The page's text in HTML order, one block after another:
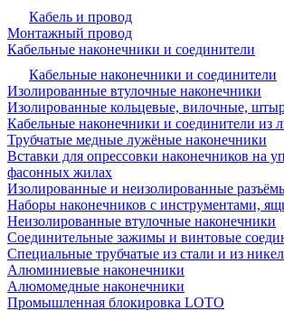
Кабель и провод
Монтажный провод
Кабельные наконечники и соединители
Кабельные наконечники и соединители
Изолированные втулочные наконечники
Изолированные кольцевые, вилочные,
Кабельные наконечники и соединители из
Трубчатые медные лужёные наконечники
Вставки для опрессовки наконечников на
фасонных жилах
Изолированные и неизолированные
Наборы наконечников с инструментами,
Неизолированные втулочные наконечники
Соединительные зажимы и винтовые
Специальные трубчатые из стали и из
Алюминиевые наконечники
Алюмомедные наконечники
Промышленная блокировка LOTO